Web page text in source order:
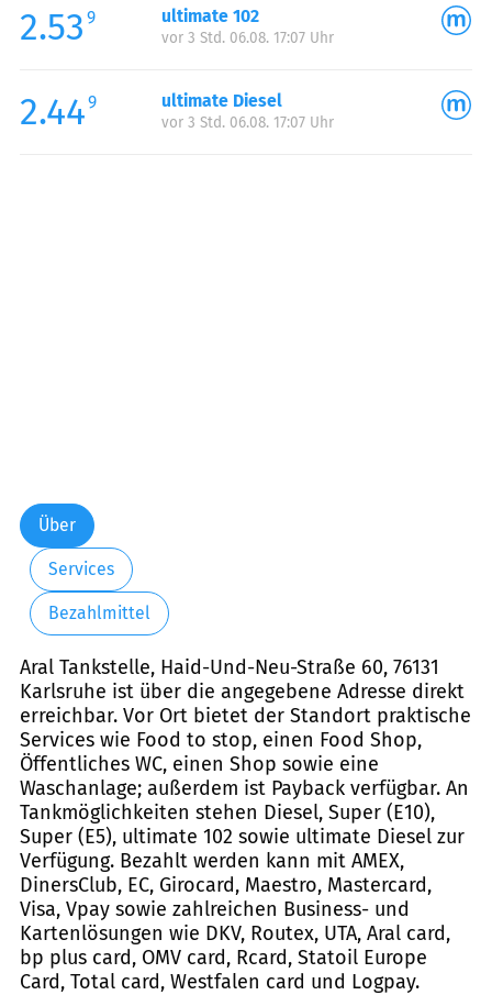
2.53 9 ultimate 102
vor 3 Std. 06.08. 17:07 Uhr
2.449 ultimate Diesel
vor 3 Std. 06.08. 17:07 Uhr
Über
Services
Bezahlmittel
Aral Tankstelle, Haid-Und-Neu-Straße 60, 76131
Karlsruhe ist über die angegebene Adresse direkt
erreichbar. Vor Ort bietet der Standort praktische
Services wie Food to stop, einen Food Shop,
Öffentliches WC, einen Shop sowie eine
Waschanlage; außerdem ist Payback verfügbar. An
Tankmöglichkeiten stehen Diesel, Super (E10),
Super (E5), ultimate 102 sowie ultimate Diesel zur
Verfügung. Bezahlt werden kann mit AMEX,
DinersClub, EC, Girocard, Maestro, Mastercard,
Visa, Vpay sowie zahlreichen Business- und
Kartenlösungen wie DKV, Routex, UTA, Aral card,
bp plus card, OMV card, Rcard, Statoil Europe
Card, Total card, Westfalen card und Logpay.